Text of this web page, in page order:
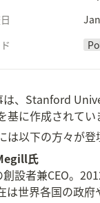
は、Stanford
基に作成されて
は以下の方々が登
氏
設者兼CEO。
は世界各国の政府